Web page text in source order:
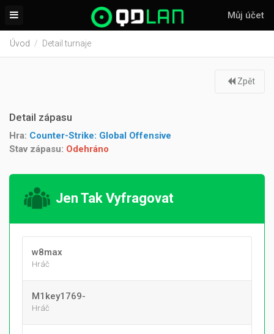
Můj účet
Úvod Detail turnaje
Zpět
Detail zápasu
Hra: Counter-Strike: Global Offensive
Stav zápasu: Odehráno
Jen Tak Vyfragovat
w8max
Hráč
M1key1769-
Hráč